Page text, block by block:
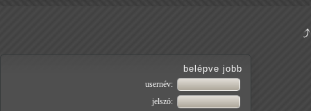
belépve jobb
usernév:
jelszó: